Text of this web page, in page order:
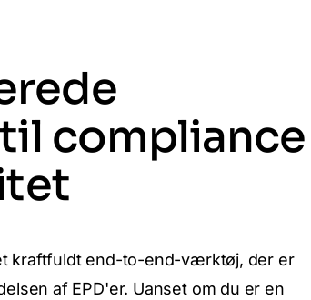
compliance
kraftfuldt end-to-end-værktøj, der er
af EPD'er. Uanset om du er en